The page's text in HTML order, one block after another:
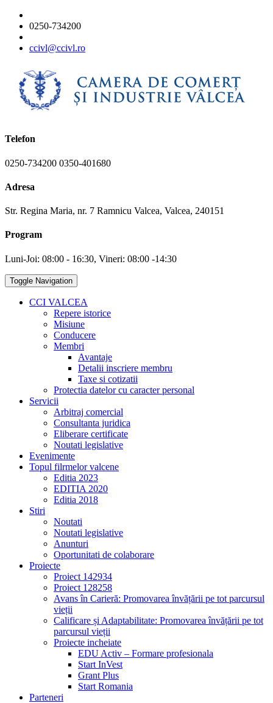
0250-734200
ccivl@ccivl.ro
Telefon
0250-734200 0350-401680
Adresa
Str. Regina Maria, nr. 7 Ramnicu Valcea, Valcea, 240151
Program
Luni-Joi: 08:00 - 16:30, Vineri: 08:00 -14:30
Toggle Navigation
CCI VALCEA
Repere istorice
Misiune
Conducere
Membri
Avantaje
Detalii inscriere membru
Taxe si cotizatii
Protectia datelor cu caracter personal
Servicii
Arbitraj comercial
Consultanta juridica
Eliberare certificate
Noutati legislative
Evenimente
Topul filrmelor valcene
Editia 2023
EDITIA 2020
Editia 2018
Stiri
Noutati
Noutati legislative
Anunturi
Oportunitati de colaborare
Proiecte
Proiect 142934
Proiect 128258
Avans în Carieră: Promovarea învățării pe tot parcursul
vieții
Calificare și Adaptabilitate: Promovarea învățării pe tot
parcursul vieții
Proiecte incheiate
EDU Activ – Formare profesionala
Start InVest
Grant Plus
Start Romania
Parteneri